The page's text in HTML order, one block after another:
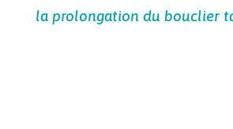
la prolongation du bouclier